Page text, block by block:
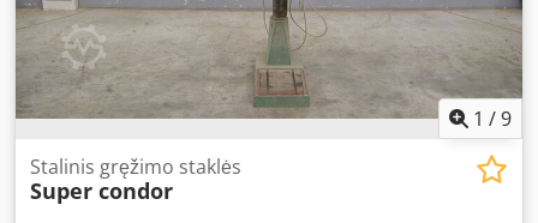
1 /9
Stalinis gręžimo staklės
Super condor